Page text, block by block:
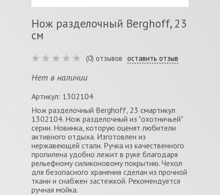
Нож разделочный Berghoff, 23
см
(0) отзывов оставить отзыв
Нет в наличии
Артикул: 1302104
Нож разделочный Berghoff, 23 смартикул
1302104. Нож разделочный из "охотничьей"
серии. Новинка, которую оценят любители
активного отдыха. Изготовлен из
нержавеющей стали. Ручка из качественного
пропилена удобно лежит в руке благодаря
рельефному силиконовому покрытию. Чехол
для безопасного хранения сделан из прочной
ткани и снабжен застежкой. Рекомендуется
ручная мойка.